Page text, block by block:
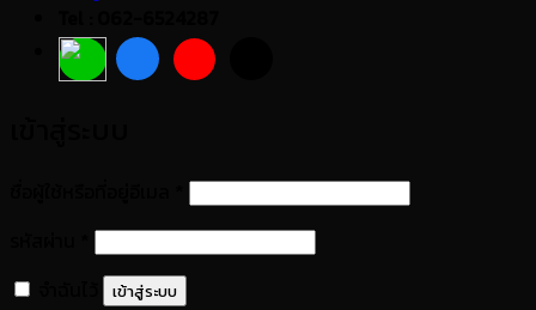
ต้องการ
ต้องการ
เข้าสู่ระบบ